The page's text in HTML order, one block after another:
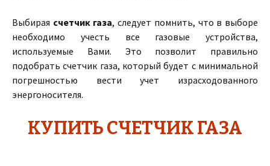
Выбирая счетчик газа, следует помнить, что в выборе
необходимо учесть все газовые устройства,
используемые Вами. Это позволит правильно
подобрать счетчик газа, который будет с минимальной
погрешностью вести учет израсходованного
энергоносителя.
КУПИТЬ СЧЕТЧИК ГАЗА